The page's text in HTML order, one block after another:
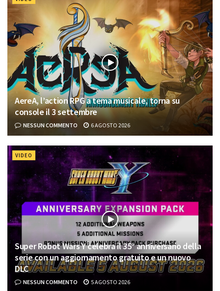
AereA, l’action RPG a tema musicale, torna su
console il 3 settembre
NESSUN COMMENTO 6 AGOSTO 2026
VIDEO
Super Robot Wars Y celebra il 35° anniversario della
serie con un aggiornamento gratuito e un nuovo
DLC
NESSUN COMMENTO 5 AGOSTO 2026